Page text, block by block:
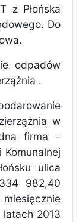
z Płońska
Do
odpadów
.
w
firma -
ulica
982,40
latach 2013